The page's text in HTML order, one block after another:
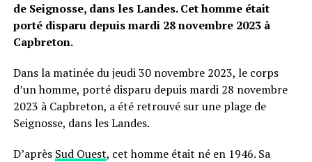
de Seignosse, dans les Landes. Cet homme était
porté disparu depuis mardi 28 novembre 2023 à
Capbreton.
Dans la matinée du jeudi 30 novembre 2023, le corps
d’un homme, porté disparu depuis mardi 28 novembre
2023 à Capbreton, a été retrouvé sur une plage de
Seignosse, dans les Landes.
D’après Sud Ouest, cet homme était né en 1946. Sa